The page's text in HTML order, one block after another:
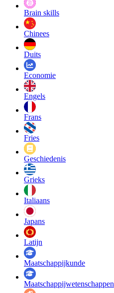
Brain skills
Chinees
Duits
Economie
Engels
Frans
Fries
Geschiedenis
Grieks
Italiaans
Japans
Latijn
Maatschappij­kunde
Maatschappij­wetenschappen